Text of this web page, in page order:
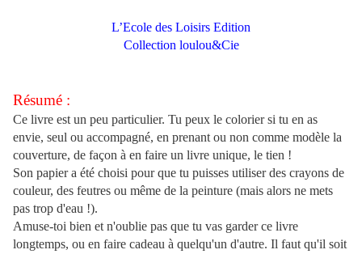
L’Ecole des Loisirs Edition
Collection loulou&Cie
Résumé :
Ce livre est un peu particulier. Tu peux le colorier si tu en as
envie, seul ou accompagné, en prenant ou non comme modèle la
couverture, de façon à en faire un livre unique, le tien !
Son papier a été choisi pour que tu puisses utiliser des crayons de
couleur, des feutres ou même de la peinture (mais alors ne mets
pas trop d'eau !).
Amuse-toi bien et n'oublie pas que tu vas garder ce livre
longtemps, ou en faire cadeau à quelqu'un d'autre. Il faut qu'il soit